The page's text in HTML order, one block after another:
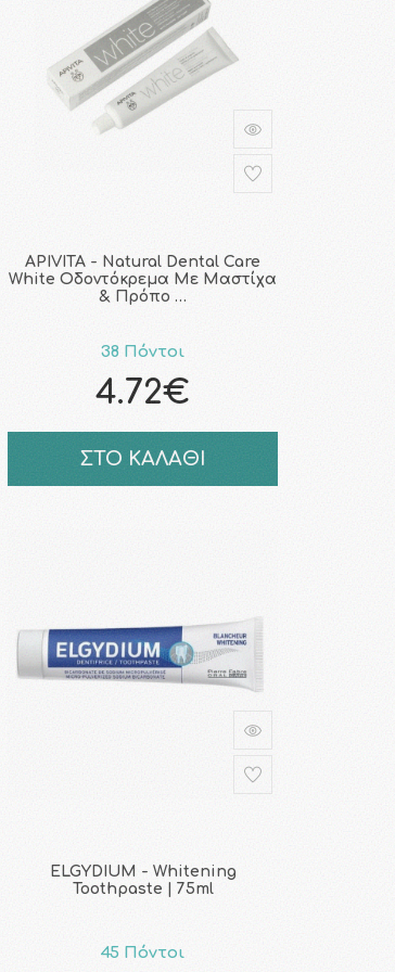
APIVITA - Natural Dental Care
White Οδοντόκρεμα Με Μαστίχα
& Πρόπο …
38 Πόντοι
4.72€
ΣΤΟ ΚΑΛΑΘΙ
ELGYDIUM - Whitening
Toothpaste | 75ml
45 Πόντοι